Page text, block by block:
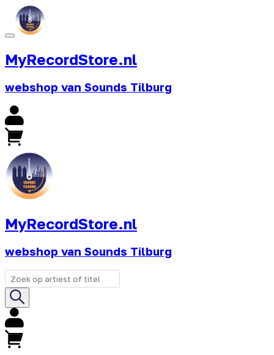
MyRecordStore.nl
webshop van Sounds Tilburg
MyRecordStore.nl
webshop van Sounds Tilburg